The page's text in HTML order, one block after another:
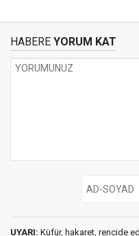
HABERE YORUM KAT
UYARI: Küfür, hakaret, rencide